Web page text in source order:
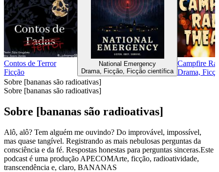
Contos de Terror
Ficção
National Emergency
Drama, Ficção, Ficção científica
Campfire
Drama,
Sobre [bananas são radioativas]
Sobre [bananas são radioativas]
Sobre [bananas são radioativas]
Alô, alô? Tem alguém me ouvindo? Do improvável, impossível,
mas quase tangível. Registrando as mais nebulosas perguntas da
consciência e da fé. Respostas honestas para perguntas sinceras.Este
podcast é uma produção APECOMArte, ficção, radioatividade,
transcendência e, claro, BANANAS